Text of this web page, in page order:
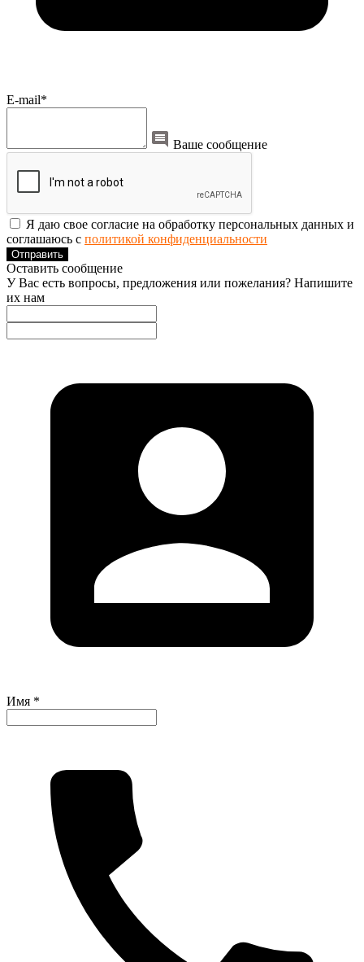
E-mail*
Ваше сообщение
Я даю свое согласие на обработку персональных данных и
соглашаюсь с политикой конфиденциальности
Отправить
Оставить сообщение
У Вас есть вопросы, предложения или пожелания? Напишите
их нам
Имя *